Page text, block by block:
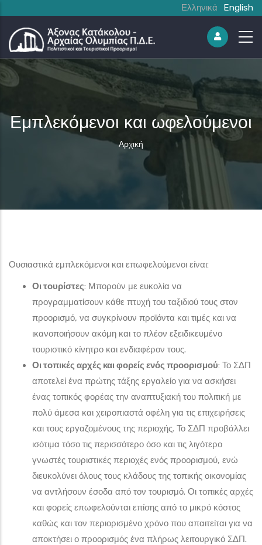
Ελληνικά English
Εμπλεκόμενοι και ωφελούμενοι
Breadcrumb
Αρχική
Ουσιαστικά εμπλεκόμενοι και επωφελούμενοι είναι:
Οι τουρίστες: Μπορούν με ευκολία να
προγραμματίσουν κάθε πτυχή του ταξιδιού τους στον
προορισμό, να συγκρίνουν προϊόντα και τιμές και να
ικανοποιήσουν ακόμη και το πλέον εξειδικευμένο
τουριστικό κίνητρο και ενδιαφέρον τους.
Οι τοπικές αρχές και φορείς ενός προορισμού: Το ΣΔΠ
αποτελεί ένα πρώτης τάξης εργαλείο για να ασκήσει
ένας τοπικός φορέας την αναπτυξιακή του πολιτική με
πολύ άμεσα και χειροπιαστά οφέλη για τις επιχειρήσεις
και τους εργαζομένους της περιοχής. Το ΣΔΠ προβάλλει
ισότιμα τόσο τις περισσότερο όσο και τις λιγότερο
γνωστές τουριστικές περιοχές ενός προορισμού, ενώ
διευκολύνει όλους τους κλάδους της τοπικής οικονομίας
να αντλήσουν έσοδα από τον τουρισμό. Οι τοπικές αρχές
και φορείς επωφελούνται επίσης από το μικρό κόστος
καθώς και τον περιορισμένο χρόνο που απαιτείται για να
αποκτήσει ο προορισμός ένα πλήρως λειτουργικό ΣΔΠ.